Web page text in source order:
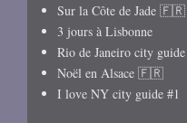
Sur la Côte de Jade 🇫🇷
3 jours à Lisbonne
Rio de Janeiro city guide
Noël en Alsace 🇫🇷
I love NY city guide #1